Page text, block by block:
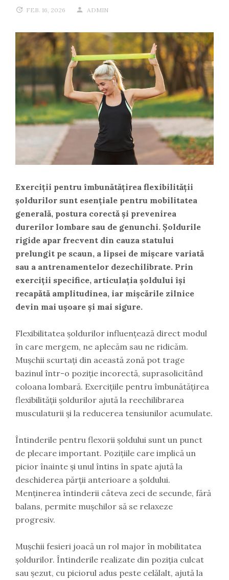
FEB. 16, 2026 ADMIN
Exerciții pentru îmbunătățirea flexibilității
șoldurilor sunt esențiale pentru mobilitatea
generală, postura corectă și prevenirea
durerilor lombare sau de genunchi. Șoldurile
rigide apar frecvent din cauza statului
prelungit pe scaun, a lipsei de mișcare variată
sau a antrenamentelor dezechilibrate. Prin
exerciții specifice, articulația șoldului își
recapătă amplitudinea, iar mișcările zilnice
devin mai ușoare și mai sigure.
Flexibilitatea șoldurilor influențează direct modul
în care mergem, ne aplecăm sau ne ridicăm.
Mușchii scurtați din această zonă pot trage
bazinul într-o poziție incorectă, suprasolicitând
coloana lombară. Exercițiile pentru îmbunătățirea
flexibilității șoldurilor ajută la reechilibrarea
musculaturii și la reducerea tensiunilor acumulate.
Întinderile pentru flexorii șoldului sunt un punct
de plecare important. Pozițiile care implică un
picior înainte și unul întins în spate ajută la
deschiderea părții anterioare a șoldului.
Menținerea întinderii câteva zeci de secunde, fără
balans, permite mușchilor să se relaxeze
progresiv.
Mușchii fesieri joacă un rol major în mobilitatea
șoldurilor. Întinderile realizate din poziția culcat
sau șezut, cu piciorul adus peste celălalt, ajută la